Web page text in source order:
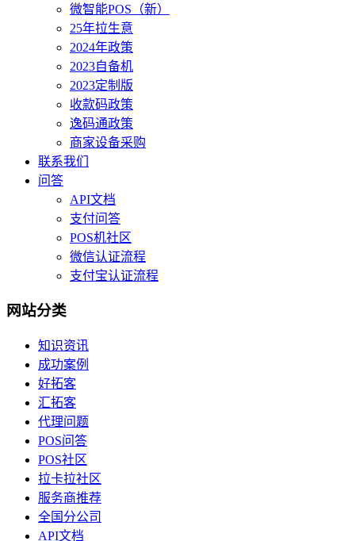
微智能POS（新）
25年拉生意
2024年政策
2023自备机
2023定制版
收款码政策
逸码通政策
商家设备采购
联系我们
问答
API文档
支付问答
POS机社区
微信认证流程
支付宝认证流程
网站分类
知识资讯
成功案例
好拓客
汇拓客
代理问题
POS问答
POS社区
拉卡拉社区
服务商推荐
全国分公司
API文档